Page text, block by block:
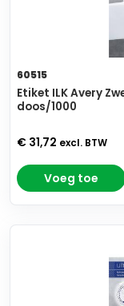
60515
Etiket ILK Avery
doos/1000
€ 31,72 excl. BTW
Voeg toe